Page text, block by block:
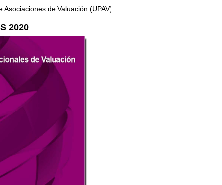
de Valuación (UPAV).
2020